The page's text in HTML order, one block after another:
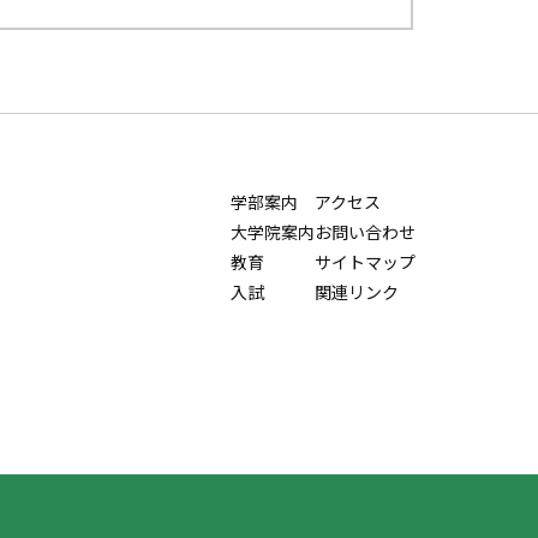
学部案内
大学院案内
教育
入試
アクセス
お問い合わせ
サイトマップ
関連リンク